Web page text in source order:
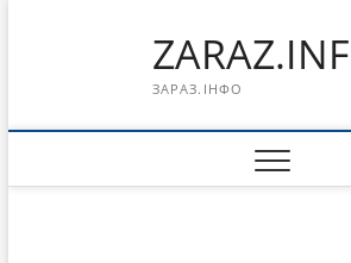
ЗАРАЗ.ІНФО